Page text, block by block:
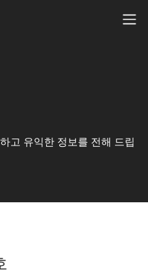
고 유익한 정보를 전해 드립